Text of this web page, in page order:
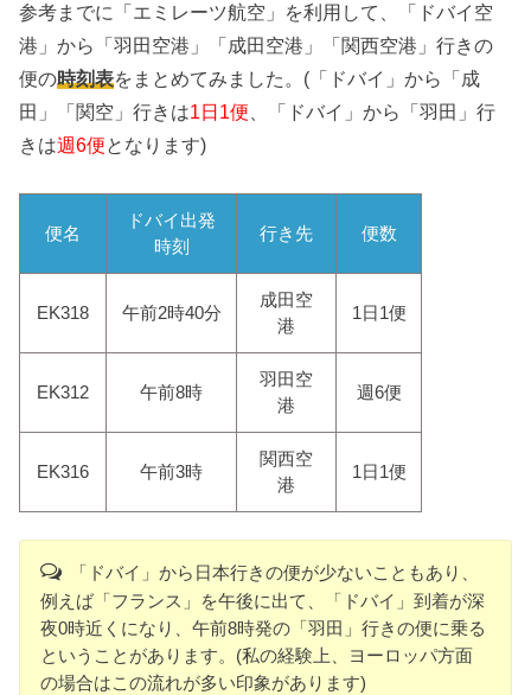
参考までに「エミレーツ航空」を利用して、「ドバイ空
港」から「羽田空港」「成田空港」「関西空港」行きの
便の時刻表をまとめてみました。(「ドバイ」から「成
田」「関空」行きは1日1便 、「ドバイ」から「羽田」行
きは週6便となります)
便名
ドバイ出発
時刻
行き先 便数
EK318 午前2時40分
成田空
港
1日1便
EK312 午前8時
羽田空
港
週6便
EK316 午前3時
関西空
港
1日1便
「ドバイ」から日本行きの便が少ないこともあり、
例えば「フランス」を午後に出て、「ドバイ」到着が深
夜0時近くになり、午前8時発の「羽田」行きの便に乗る
ということがあります。(私の経験上、ヨーロッパ方面
の場合はこの流れが多い印象があります)